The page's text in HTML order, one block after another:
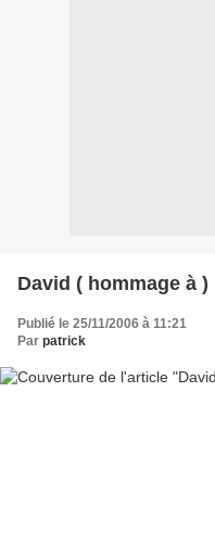
David ( hommage à )
Publié le 25/11/2006 à 11:21
Par patrick